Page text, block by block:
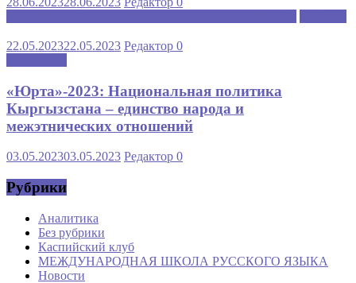
22.05.202322.05.2023 Редактор 0
«Юрта»-2023: Национальная политика
Кыргызстана – единство народа и
межэтнических отношений
03.05.202303.05.2023 Редактор 0
Рубрики
Аналитика
Без рубрики
Каспийский клуб
МЕЖДУНАРОДНАЯ ШКОЛА РУССКОГО ЯЗЫКА
Новости